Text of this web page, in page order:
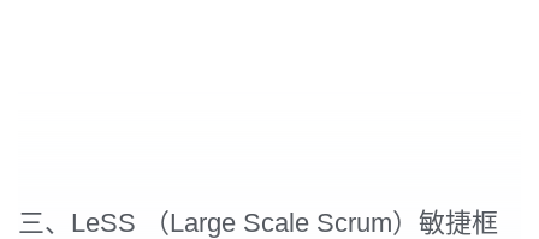
三、LeSS （Large Scale Scrum）敏捷框